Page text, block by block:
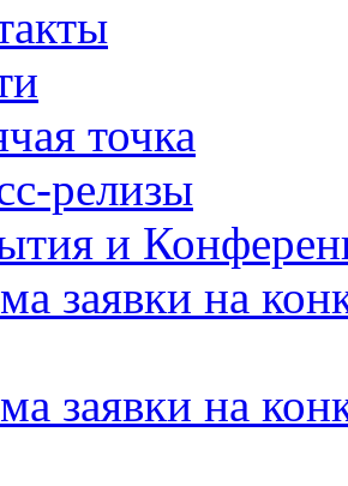
точка
релизы
и
заявки на
заявки на